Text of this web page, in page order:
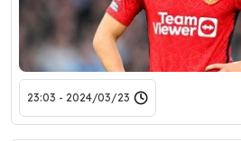
2024/03/23 - 23:03